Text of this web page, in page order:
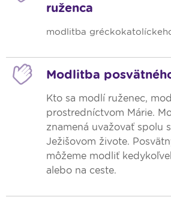
ruženca
modlitba
Modlitba
Kto sa modlí ruženec,
prostredníctvom Márie.
znamená uvažovať spolu
Ježišovom živote.
môžeme modliť
alebo na ceste.